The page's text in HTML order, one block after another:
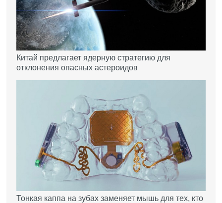
Китай предлагает ядерную стратегию для
отклонения опасных астероидов
Тонкая каппа на зубах заменяет мышь для тех, кто